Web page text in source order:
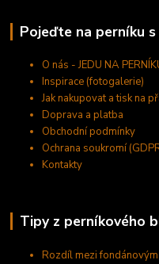
Pojeďte na perníku
O nás - JEDU NA
Inspirace (fotogalerie)
Jak nakupovat a tisk na
Doprava a platba
Obchodní podmínky
Ochrana soukromí
Kontakty
Tipy z perníkového
Rozdíl mezi